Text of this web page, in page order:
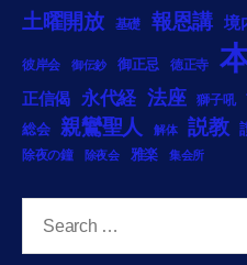
土曜開放 基礎 報恩講 境
彼岸会 御伝鈔 御正忌 徳正寺
正信偈 永代経 法座 獅子吼
総会 親鸞聖人 解体 説教
除夜の鐘 除夜会 雅楽 集会所